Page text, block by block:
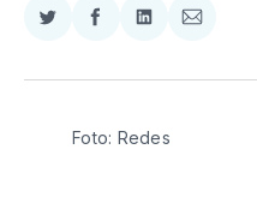
Compartir
Twitter
Compartir
Facebook
Compartir
LinkedIn
Email
Foto: Redes